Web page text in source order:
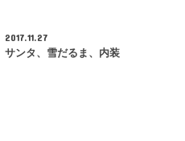
2017.11.27
サンタ、雪だるま、内装